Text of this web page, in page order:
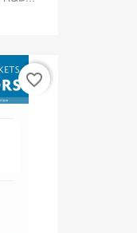
favorite_border